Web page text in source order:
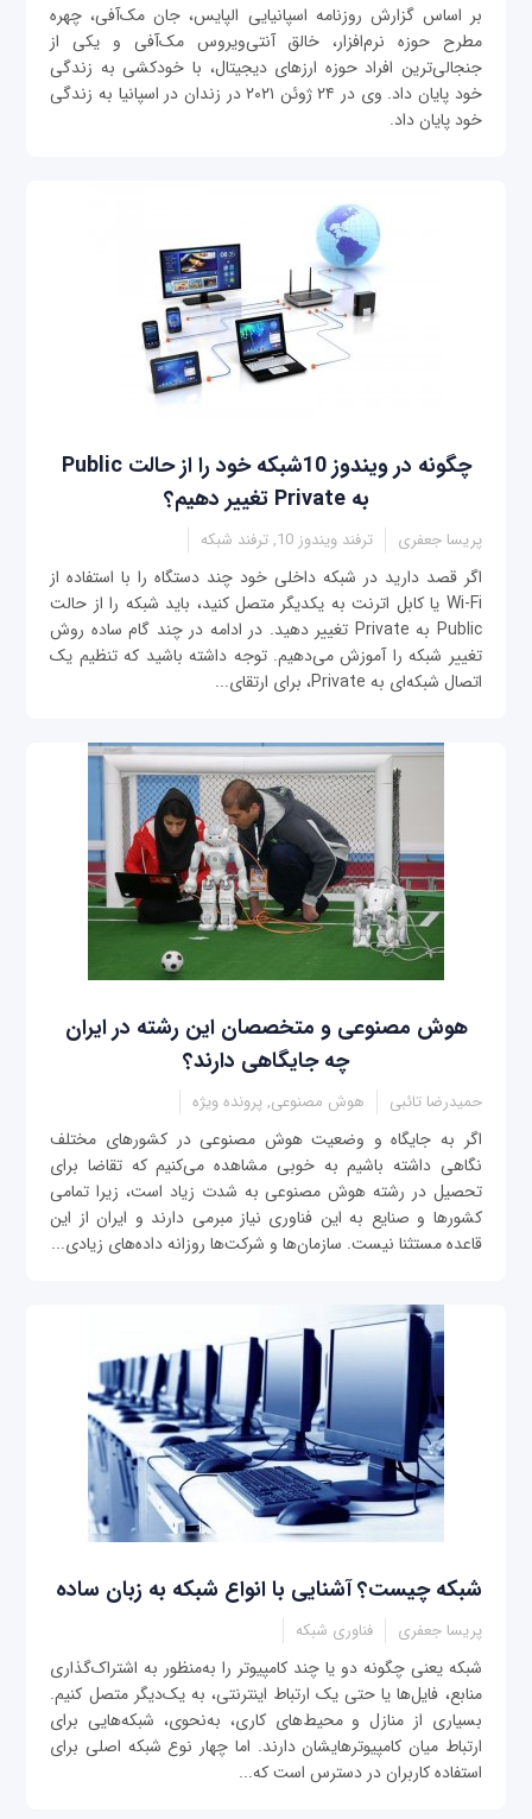
بر اساس گزارش روزنامه اسپانیایی الپایس، جان مک‌آفی، چهره
مطرح حوزه نرم‌افزار، خالق آنتی‌ویروس مک‌آفی و یکی از
جنجالی‌ترین افراد حوزه ارزهای دیجیتال، با خودکشی به زندگی
خود پایان داد. وی در ۲۴ ژوئن ۲۰۲۱ در زندان در اسپانیا به زندگی
خود پایان داد.
چگونه در ویندوز 10شبکه خود را از حالت Public
به Private تغییر دهیم؟
پریسا جعفری ترفند ویندوز 10, ترفند شبکه
اگر قصد دارید در شبکه داخلی خود چند دستگاه را با استفاده از
Wi-Fi یا کابل اترنت به یکدیگر متصل کنید، باید شبکه را از حالت
Public به Private تغییر دهید. در ادامه در چند گام ساده روش
تغییر شبکه را آموزش می‌دهیم. توجه داشته باشید که تنظیم یک
اتصال شبکه‌ای به Private، برای ارتقای...
هوش مصنوعی و متخصصان این رشته در ایران
چه جایگاهی دارند؟
حمیدرضا تائبی هوش مصنوعی, پرونده ویژه
اگر به جایگاه و وضعیت هوش مصنوعی در کشورهای مختلف
نگاهی داشته باشیم به خوبی مشاهده می‌کنیم که تقاضا برای
تحصیل در رشته هوش مصنوعی به شدت زیاد است، زیرا تمامی
کشورها و صنایع به این فناوری نیاز مبرمی دارند و ایران از این
قاعده مستثنا نیست. سازمان‌ها و شرکت‌ها روزانه داده‌های زیادی...
شبکه چیست؟ آشنایی با انواع شبکه به زبان ساده
پریسا جعفری فناوری شبکه
شبکه یعنی چگونه دو یا چند کامپیوتر را به‌منظور به اشتراک‌گذاری
منابع، فایل‌ها یا حتی یک ارتباط اینترنتی، به یک‌دیگر متصل کنیم.
بسیاری از منازل و محیط‌های کاری، به‌نحوی، شبکه‌هایی برای
ارتباط میان کامپیوترهایشان دارند. اما چهار نوع شبکه اصلی برای
استفاده کاربران در دسترس است که...